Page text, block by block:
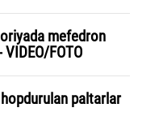
mefedron
FOTO
paltarlar